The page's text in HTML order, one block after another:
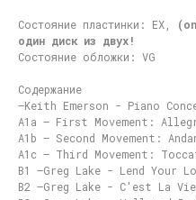
Состояние пластинки: EX,
один диск из двух!
Состояние обложки: VG
Содержание
–Keith Emerson - Piano
A1a – First Movement:
A1b – Second Movement:
A1c – Third Movement:
B1 –Greg Lake - Lend Your
B2 –Greg Lake - C'est La